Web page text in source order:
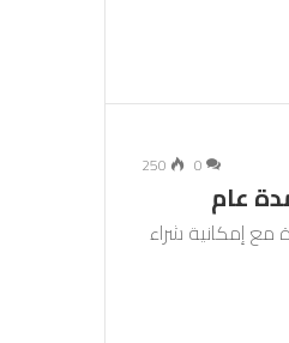
0
250
عام
إمكانية شراء